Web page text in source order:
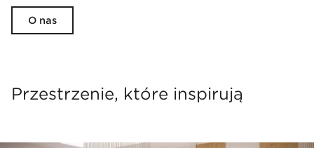
O nas
Przestrzenie, które inspirują